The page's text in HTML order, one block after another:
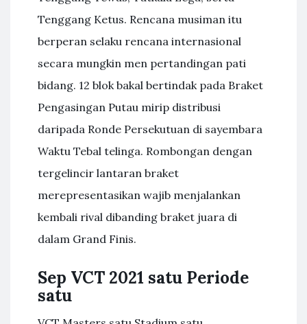
Tenggang Ketus. Rencana musiman itu
berperan selaku rencana internasional
secara mungkin men pertandingan pati
bidang. 12 blok bakal bertindak pada Braket
Pengasingan Putau mirip distribusi
daripada Ronde Persekutuan di sayembara
Waktu Tebal telinga. Rombongan dengan
tergelincir lantaran braket
merepresentasikan wajib menjalankan
kembali rival dibanding braket juara di
dalam Grand Finis.
Sep VCT 2021 satu Periode
satu